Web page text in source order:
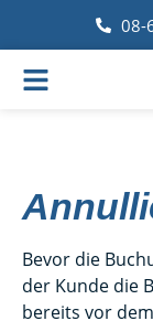
08-
Bevor die
der Kunde die
bereits vor